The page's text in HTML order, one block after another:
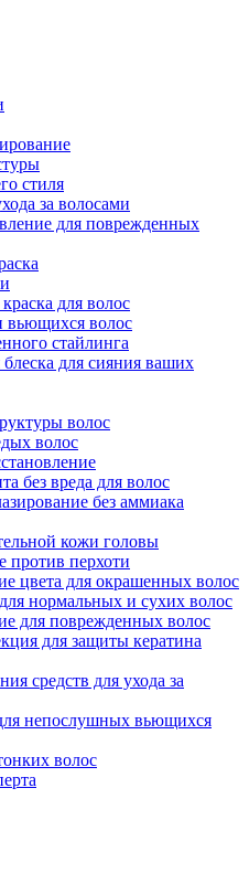
стиля
за волосами
для поврежденных
для волос
вьющихся волос
стайлинга
для сияния ваших
волос
волос
без вреда для волос
без аммиака
кожи головы
против перхоти
цвета для окрашенных волос
нормальных и сухих волос
для поврежденных волос
для защиты кератина
средств для ухода за
непослушных вьющихся
волос